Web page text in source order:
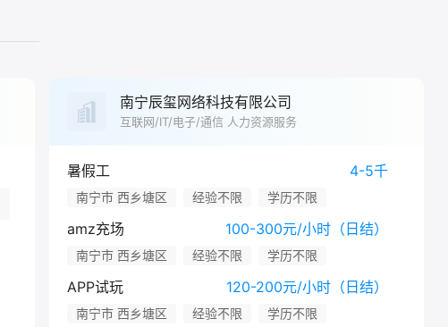
南宁辰玺网络科技有限公司
互联网/IT/电子/通信 人力资源服务
暑假工 4-5千
南宁市 西乡塘区 经验不限 学历不限
amz充场 100-300元/小时（日结）
南宁市 西乡塘区 经验不限 学历不限
APP试玩 120-200元/小时（日结）
南宁市 西乡塘区 经验不限 学历不限